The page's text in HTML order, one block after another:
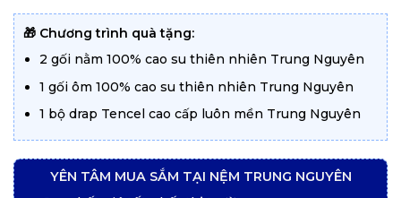
8.100.000 ₫
🎁 Chương trình quà tặng:
2 gối nằm 100% cao su thiên nhiên Trung Nguyên
1 gối ôm 100% cao su thiên nhiên Trung Nguyên
1 bộ drap Tencel cao cấp luôn mền Trung Nguyên
YÊN TÂM MUA SẮM TẠI NỆM TRUNG NGUYÊN